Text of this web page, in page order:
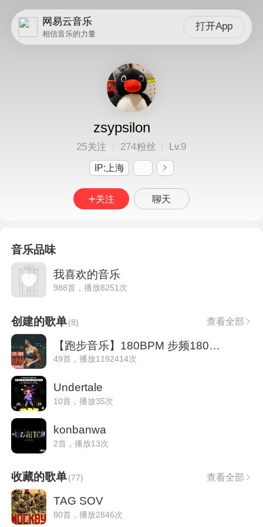
网易云音乐
相信音乐的力量
打开App
zsypsilon
25关注 274粉丝 Lv.9
IP:上海
关注 聊天
音乐品味
我喜欢的音乐
988首，播放8251次
创建的歌单(8) 查看全部
【跑步音乐】180BPM 步频180走起！
49首，播放1192414次
Undertale
10首，播放35次
konbanwa
2首，播放13次
收藏的歌单(77) 查看全部
TAG SOV
80首，播放2846次